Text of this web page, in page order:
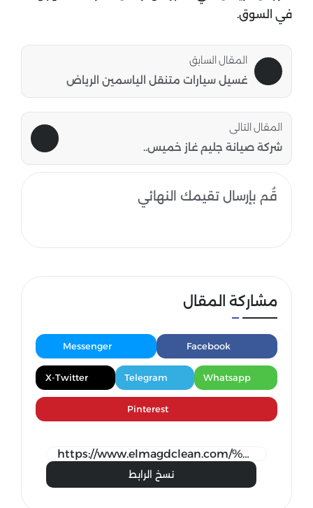
في السوق.
المقال السابق
غسيل سيارات متنقل الياسمين الرياض
المقال التالى
شركة صيانة جليم غاز خميس..
قُم بإرسال تقيمك النهائي
مشاركة المقال
Facebook
Messenger
Whatsapp
Telegram
X-Twitter
Pinterest
نسخ الرابط